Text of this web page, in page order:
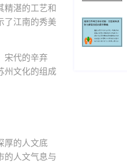
精湛的工艺和
了江南的秀美
宋代的辛弃
州文化的组成
厚的人文底
的人文气息与